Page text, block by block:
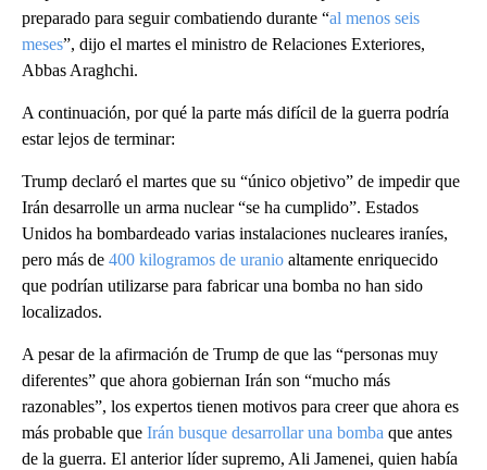
preparado para seguir combatiendo durante “al menos seis
meses”, dijo el martes el ministro de Relaciones Exteriores,
Abbas Araghchi.
A continuación, por qué la parte más difícil de la guerra podría
estar lejos de terminar:
Trump declaró el martes que su “único objetivo” de impedir que
Irán desarrolle un arma nuclear “se ha cumplido”. Estados
Unidos ha bombardeado varias instalaciones nucleares iraníes,
pero más de 400 kilogramos de uranio altamente enriquecido
que podrían utilizarse para fabricar una bomba no han sido
localizados.
A pesar de la afirmación de Trump de que las “personas muy
diferentes” que ahora gobiernan Irán son “mucho más
razonables”, los expertos tienen motivos para creer que ahora es
más probable que Irán busque desarrollar una bomba que antes
de la guerra. El anterior líder supremo, Ali Jamenei, quien había